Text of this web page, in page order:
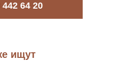
64 20
ищут